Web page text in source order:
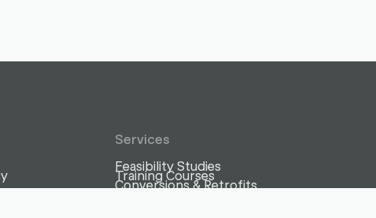
Services
Feasibility Studies
Training Courses
Conversions & Retrofits
Maintenance & Support (Hotline)